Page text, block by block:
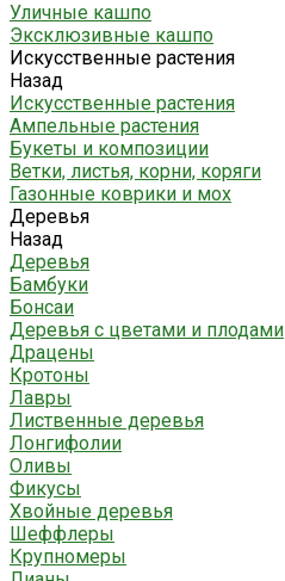
Уличные кашпо
Эксклюзивные кашпо
Искусственные растения
Назад
Искусственные растения
Ампельные растения
Букеты и композиции
Ветки, листья, корни, коряги
Газонные коврики и мох
Деревья
Назад
Деревья
Бамбуки
Бонсаи
Деревья с цветами и плодами
Драцены
Кротоны
Лавры
Лиственные деревья
Лонгифолии
Оливы
Фикусы
Хвойные деревья
Шеффлеры
Крупномеры